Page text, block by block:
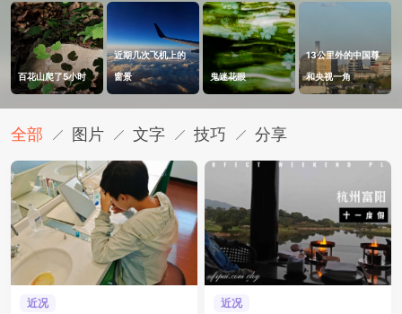
百花山爬了5小时
近期几次飞机上的
窗景
鬼迷花眼
13公里外的中国尊
和央视一角
全部 图片 文字 技巧 分享
近况 近况